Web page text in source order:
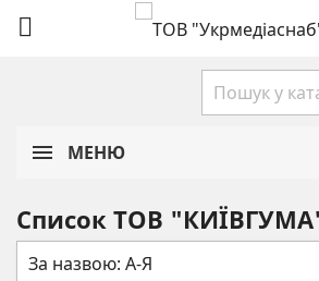

МЕНЮ
Список ТОВ
За назвою: А-Я